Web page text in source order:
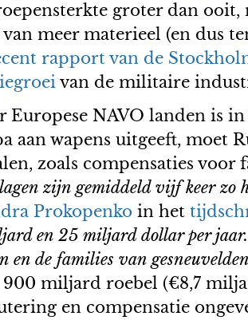
groter dan ooit,
meer materieel (en dus
rapport van de
van de militaire
NAVO landen is
aan wapens uitgeeft, moet
zoals compensaties voor
zijn gemiddeld vijf keer zo
Prokopenko in het
en 25 miljard dollar per
en de families van
900 miljard roebel (€8,7
en compensatie